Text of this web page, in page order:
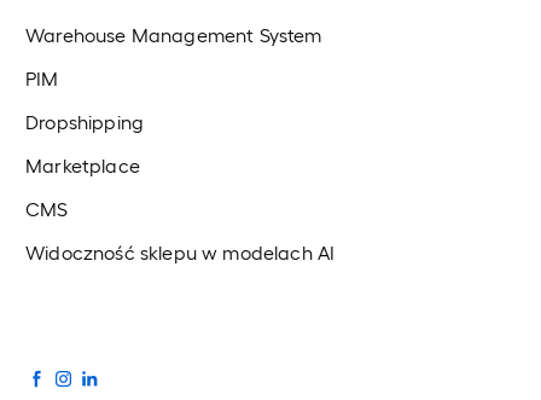
Warehouse Management System
PIM
Dropshipping
Marketplace
CMS
Widoczność sklepu w modelach AI